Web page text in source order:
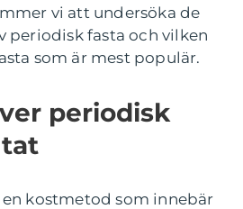
vi att undersöka de
periodisk fasta och vilken
som är mest populär.
periodisk
en kostmetod som innebär